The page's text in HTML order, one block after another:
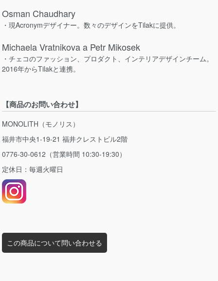
Osman Chaudhary
・現Acronymデザイナー。数々のデザインをTilakに提供。
Michaela Vratnikova a Petr Mikosek
・チェコのファッション、プロダクト、インテリアデザインチーム。
2016年からTilakと連携。
【商品のお問い合わせ】
MONOLITH（モノリス）
福井市中央1-19-21 福井クレストビル2階
0776-30-0612（営業時間 10:30-19:30）
定休日：毎週火曜日
この商品について問い合わせる